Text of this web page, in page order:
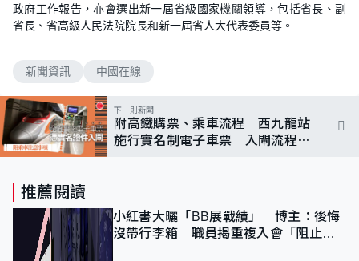
政府工作報告，亦會選出新一屆省級國家機關領導，包括省長、副
省長、省高級人民法院院長和新一屆省人大代表委員等。
新聞資訊 中國在線
下一則新聞
附高鐵購票、乘車流程︱西九龍站
施行實名制電子車票 入閘流程與
推薦閱讀
小紅書大曬「BB展戰績」 博主：後悔
沒帶行李箱 職員揭重複入會「阻止唔